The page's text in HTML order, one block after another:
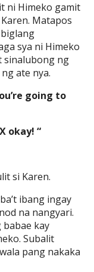
ni Himeko gamit
Matapos
sya ni Himeko
sinalubong ng
ate nya.
going to
okay! “
si Karen.
ibang ingay
na nangyari.
babae kay
Subalit
pang nakaka